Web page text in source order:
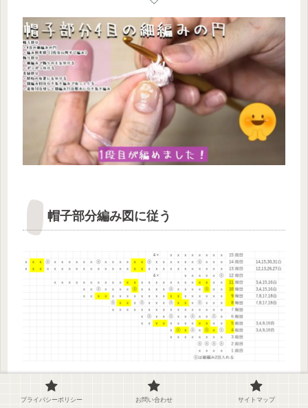
帽子部分編み図に従う
2段目からは表に従い増し目していきます。
プライバシーポリシー お問い合わせ サイトマップ